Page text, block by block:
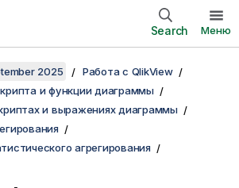
Search Меню
2025
Работа с QlikView
и функции диаграммы
и выражениях диаграммы
агрегирования